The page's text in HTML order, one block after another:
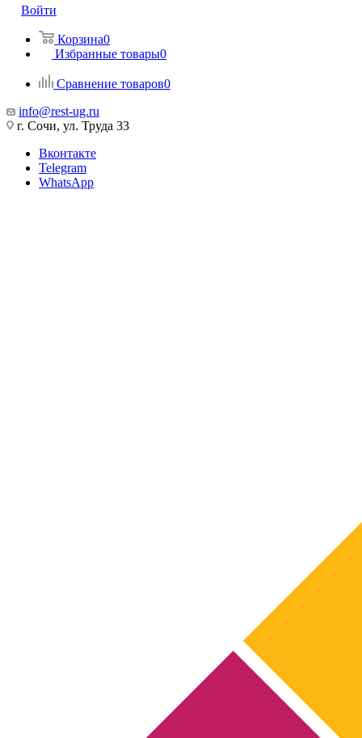
Войти
Корзина0
Избранные товары0
Сравнение товаров0
info@rest-ug.ru
г. Сочи, ул. Труда 33
Вконтакте
Telegram
WhatsApp